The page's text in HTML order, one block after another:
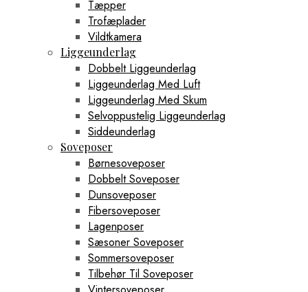
Tæpper
Trofæplader
Vildtkamera
Liggeunderlag
Dobbelt Liggeunderlag
Liggeunderlag Med Luft
Liggeunderlag Med Skum
Selvoppustelig Liggeunderlag
Siddeunderlag
Soveposer
Børnesoveposer
Dobbelt Soveposer
Dunsoveposer
Fibersoveposer
Lagenposer
Sæsoner Soveposer
Sommersoveposer
Tilbehør Til Soveposer